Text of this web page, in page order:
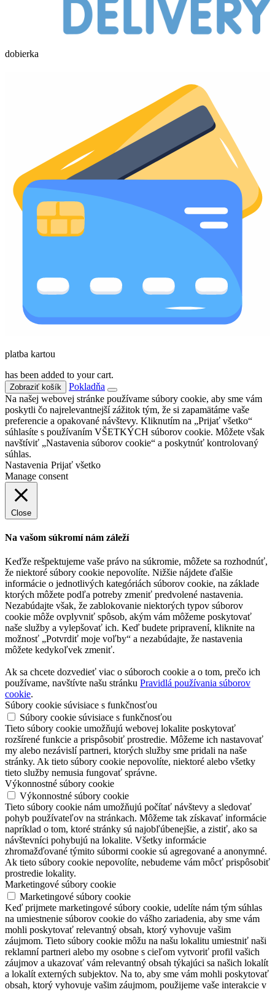
dobierka
platba kartou
has been added to your cart.
Zobraziť košík
Pokladňa
Na našej webovej stránke používame súbory cookie, aby sme vám
poskytli čo najrelevantnejší zážitok tým, že si zapamätáme vaše
preferencie a opakované návštevy. Kliknutím na „Prijať všetko“
súhlasíte s používaním VŠETKÝCH súborov cookie. Môžete však
navštíviť „Nastavenia súborov cookie“ a poskytnúť kontrolovaný
súhlas.
Nastavenia Prijať všetko
Manage consent
Close
Na vašom súkromí nám záleží
Keďže rešpektujeme vaše právo na súkromie, môžete sa rozhodnúť,
že niektoré súbory cookie nepovolíte. Nižšie nájdete ďalšie
informácie o jednotlivých kategóriách súborov cookie, na základe
ktorých môžete podľa potreby zmeniť predvolené nastavenia.
Nezabúdajte však, že zablokovanie niektorých typov súborov
cookie môže ovplyvniť spôsob, akým vám môžeme poskytovať
naše služby a vylepšovať ich. Keď budete pripravení, kliknite na
možnosť „Potvrdiť moje voľby“ a nezabúdajte, že nastavenia
môžete kedykoľvek zmeniť.
Ak sa chcete dozvedieť viac o súboroch cookie a o tom, prečo ich
používame, navštívte našu stránku Pravidlá používania súborov
cookie.
Súbory cookie súvisiace s funkčnosťou
Súbory cookie súvisiace s funkčnosťou
Tieto súbory cookie umožňujú webovej lokalite poskytovať
rozšírené funkcie a prispôsobiť prostredie. Môžeme ich nastavovať
my alebo nezávislí partneri, ktorých služby sme pridali na naše
stránky. Ak tieto súbory cookie nepovolíte, niektoré alebo všetky
tieto služby nemusia fungovať správne.
Výkonnostné súbory cookie
Výkonnostné súbory cookie
Tieto súbory cookie nám umožňujú počítať návštevy a sledovať
pohyb používateľov na stránkach. Môžeme tak získavať informácie
napríklad o tom, ktoré stránky sú najobľúbenejšie, a zistiť, ako sa
návštevníci pohybujú na lokalite. Všetky informácie
zhromažďované týmito súbormi cookie sú agregované a anonymné.
Ak tieto súbory cookie nepovolíte, nebudeme vám môcť prispôsobiť
prostredie lokality.
Marketingové súbory cookie
Marketingové súbory cookie
Keď prijmete marketingové súbory cookie, udelíte nám tým súhlas
na umiestnenie súborov cookie do vášho zariadenia, aby sme vám
mohli poskytovať relevantný obsah, ktorý vyhovuje vašim
záujmom. Tieto súbory cookie môžu na našu lokalitu umiestniť naši
reklamní partneri alebo my osobne s cieľom vytvoriť profil vašich
záujmov a ukazovať vám relevantný obsah týkajúci sa našich lokalít
a lokalít externých subjektov. Na to, aby sme vám mohli poskytovať
obsah, ktorý vyhovuje vašim záujmom, použijeme vaše interakcie v